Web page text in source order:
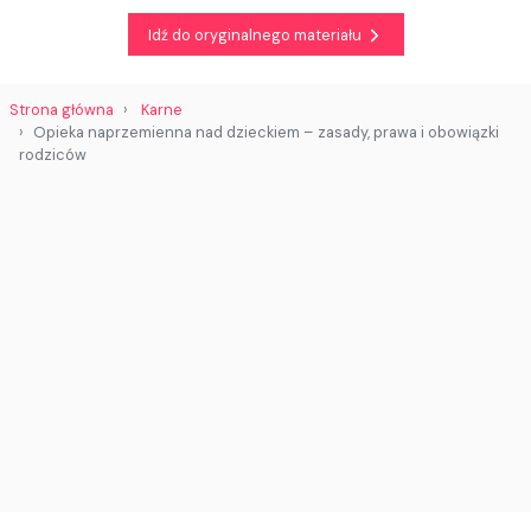
Idź do oryginalnego materiału
Strona główna
Karne
Opieka naprzemienna nad dzieckiem – zasady, prawa i obowiązki
rodziców